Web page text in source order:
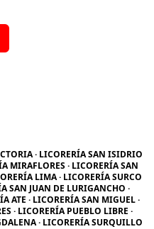
· LICORERÍA SAN ISIDRIO
MIRAFLORES · LICORERÍA SAN
LIMA · LICORERÍA SURCO
SAN JUAN DE LURIGANCHO ·
ATE · LICORERÍA SAN MIGUEL ·
· LICORERÍA PUEBLO LIBRE ·
· LICORERÍA SURQUILLO